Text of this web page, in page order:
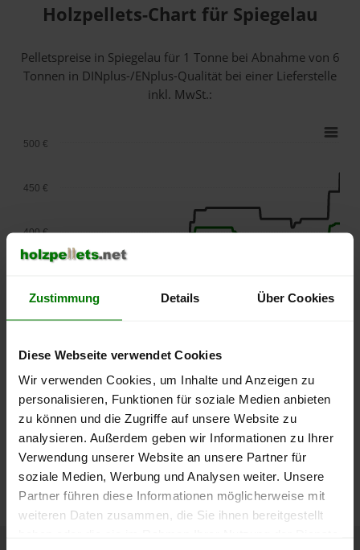
Zustimmung Details Über Cookies
Diese Webseite verwendet Cookies
Wir verwenden Cookies, um Inhalte und Anzeigen zu
personalisieren, Funktionen für soziale Medien anbieten
zu können und die Zugriffe auf unsere Website zu
analysieren. Außerdem geben wir Informationen zu Ihrer
Verwendung unserer Website an unsere Partner für
soziale Medien, Werbung und Analysen weiter. Unsere
Partner führen diese Informationen möglicherweise mit
weiteren Daten zusammen, die Sie ihnen bereitgestellt
Holzpellets-Chart für Spiegelau
Pelletspreise in Spiegelau für 1 Tonne bei Abnahmevon 6
Tonnen in DINplus-/ENplus-Qualität bei einer Lieferstelle
inkl. MwSt.:
lose Ware Sackware
September
Januar
Mai
300 €
400 €
450 €
500 €
Die aktuelle Preisentwicklung für Holzpellets in Deutschland
können Sie jederzeit auf unsererPelletspreise -Seite
nachvollziehen.